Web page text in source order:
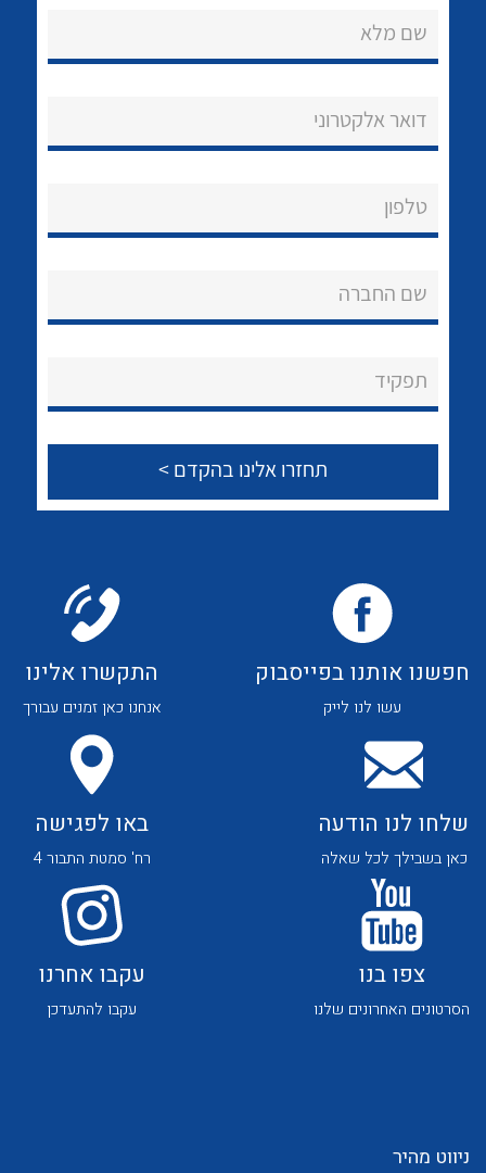
שירותי תמיכה
צור קשר
לכל מוצרי היצרן לכל מוצרי היצרן
לכל מוצרי היצרן לכל מוצרי היצרן
לכל מוצרי היצרן
שם מלא
דואר אלקטרוני
טלפון
שם החברה
תפקיד
חפשנו אותנו בפייסבוק
עשו לנו לייק
התקשרו אלינו
אנחנו כאן זמנים עבורך
שלחו לנו הודעה
כאן בשבילך לכל שאלה
באו לפגישה
רח' סמטת התבור 4
צפו בנו
הסרטונים האחרונים שלנו
עקבו אחרנו
עקבו להתעדכן
ניווט מהיר